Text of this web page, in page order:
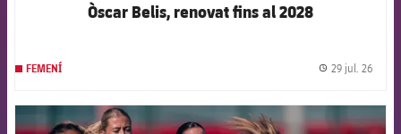
Òscar Belis, renovat fins al 2028
FEMENÍ 29 jul. 26
FCB Barcelona badge